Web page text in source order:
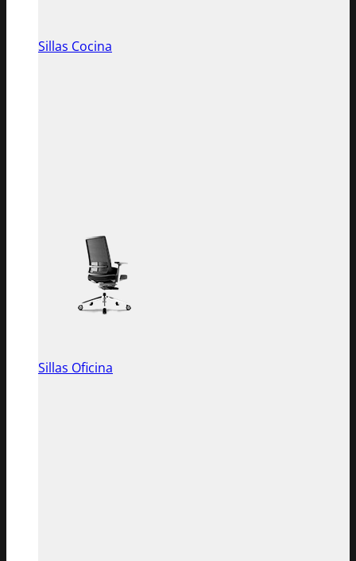
Sillas Cocina
Sillas Oficina